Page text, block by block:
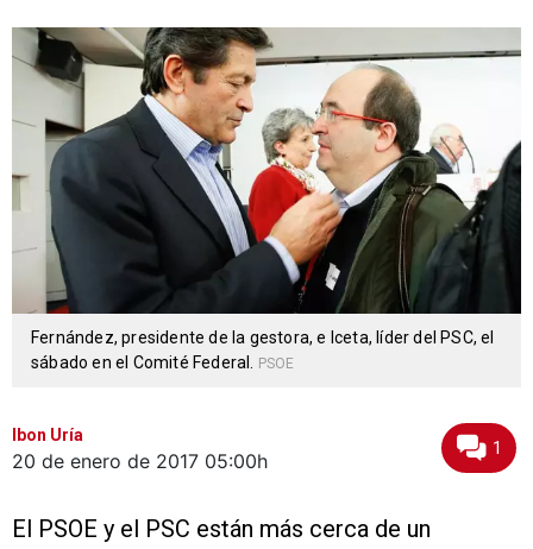
Fernández, presidente de la gestora, e Iceta, líder del PSC, el
sábado en el Comité Federal.
PSOE
Ibon Uría
20 de enero de 2017 05:00h
1
El PSOE y el PSC están más cerca de un